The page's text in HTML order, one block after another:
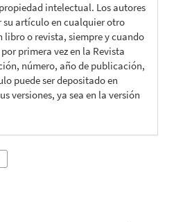
intelectual. Los autores
artículo en cualquier otro
o revista, siempre y cuando
primera vez en la Revista
número, año de publicación,
puede ser depositado en
versiones, ya sea en la versión